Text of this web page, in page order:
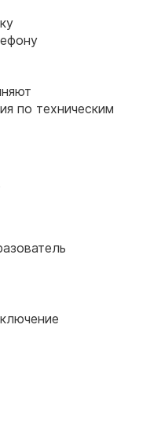
по техническим